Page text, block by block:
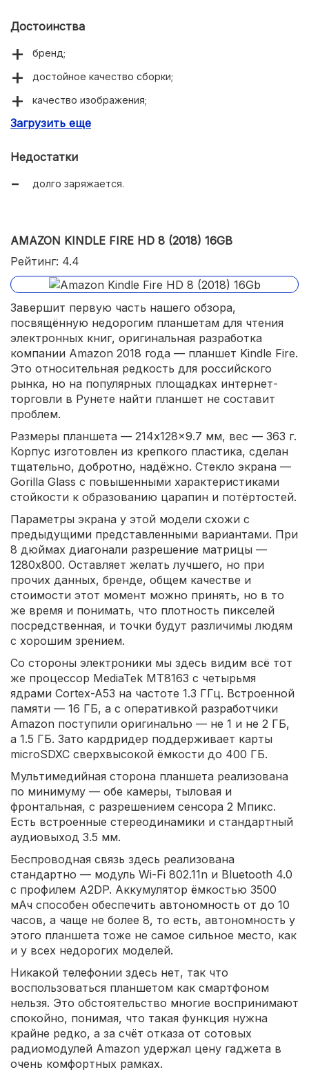
Достоинства
бренд;
достойное качество сборки;
качество изображения;
запас яркости экрана;
Загрузить еще
Недостатки
долго заряжается.
AMAZON KINDLE FIRE HD 8 (2018) 16GB
Рейтинг: 4.4
Завершит первую часть нашего обзора,
посвящённую недорогим планшетам для чтения
электронных книг, оригинальная разработка
компании Amazon 2018 года — планшет Kindle Fire.
Это относительная редкость для российского
рынка, но на популярных площадках интернет-
торговли в Рунете найти планшет не составит
проблем.
Размеры планшета — 214x128x9.7 мм, вес — 363 г.
Корпус изготовлен из крепкого пластика, сделан
тщательно, добротно, надёжно. Стекло экрана —
Gorilla Glass с повышенными характеристиками
стойкости к образованию царапин и потёртостей.
Параметры экрана у этой модели схожи с
предыдущими представленными вариантами. При
8 дюймах диагонали разрешение матрицы —
1280x800. Оставляет желать лучшего, но при
прочих данных, бренде, общем качестве и
стоимости этот момент можно принять, но в то
же время и понимать, что плотность пикселей
посредственная, и точки будут различимы людям
с хорошим зрением.
Со стороны электроники мы здесь видим всё тот
же процессор MediaTek MT8163 с четырьмя
ядрами Cortex-A53 на частоте 1.3 ГГц. Встроенной
памяти — 16 ГБ, а с оперативкой разработчики
Amazon поступили оригинально — не 1 и не 2 ГБ,
а 1.5 ГБ. Зато кардридер поддерживает карты
microSDXC сверхвысокой ёмкости до 400 ГБ.
Мультимедийная сторона планшета реализована
по минимуму — обе камеры, тыловая и
фронтальная, с разрешением сенсора 2 Мпикс.
Есть встроенные стереодинамики и стандартный
аудиовыход 3.5 мм.
Беспроводная связь здесь реализована
стандартно — модуль Wi-Fi 802.11n и Bluetooth 4.0
с профилем A2DP. Аккумулятор ёмкостью 3500
мАч способен обеспечить автономность от до 10
часов, а чаще не более 8, то есть, автономность у
этого планшета тоже не самое сильное место, как
и у всех недорогих моделей.
Никакой телефонии здесь нет, так что
воспользоваться планшетом как смартфоном
нельзя. Это обстоятельство многие воспринимают
спокойно, понимая, что такая функция нужна
крайне редко, а за счёт отказа от сотовых
радиомодулей Amazon удержал цену гаджета в
очень комфортных рамках.